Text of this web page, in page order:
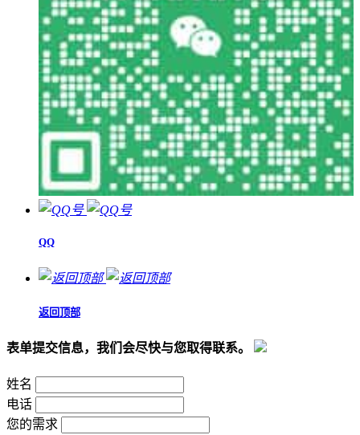
QQ
返回顶部
表单提交信息，我们会尽快与您取得联系。
姓名
电话
您的需求